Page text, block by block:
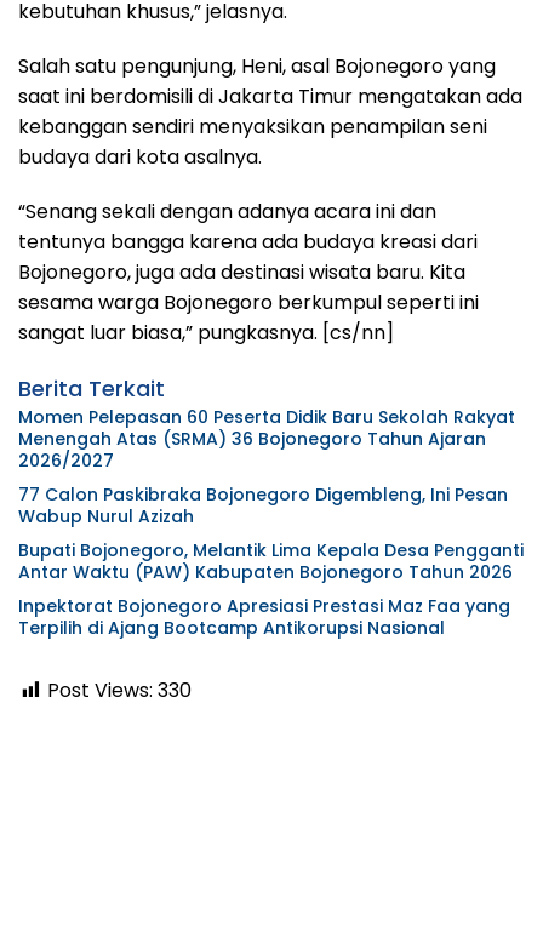
kebutuhan khusus,” jelasnya.
Salah satu pengunjung, Heni, asal Bojonegoro yang
saat ini berdomisili di Jakarta Timur mengatakan ada
kebanggan sendiri menyaksikan penampilan seni
budaya dari kota asalnya.
“Senang sekali dengan adanya acara ini dan
tentunya bangga karena ada budaya kreasi dari
Bojonegoro, juga ada destinasi wisata baru. Kita
sesama warga Bojonegoro berkumpul seperti ini
sangat luar biasa,” pungkasnya. [cs/nn]
Berita Terkait
Momen Pelepasan 60 Peserta Didik Baru Sekolah Rakyat
Menengah Atas (SRMA) 36 Bojonegoro Tahun Ajaran
2026/2027
77 Calon Paskibraka Bojonegoro Digembleng, Ini Pesan
Wabup Nurul Azizah
Bupati Bojonegoro, Melantik Lima Kepala Desa Pengganti
Antar Waktu (PAW) Kabupaten Bojonegoro Tahun 2026
Inpektorat Bojonegoro Apresiasi Prestasi Maz Faa yang
Terpilih di Ajang Bootcamp Antikorupsi Nasional
Post Views: 330